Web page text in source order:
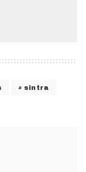
sintra